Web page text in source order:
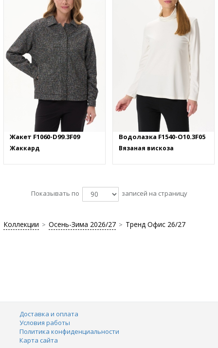
Жакет F1060-D99.3F09
Жаккард
Водолазка F1540-O10.3F05
Вязаная вискоза
Показывать по записей на страницу
Коллекции > Осень-Зима 2026/27 > Тренд Офис 26/27
Доставка и оплата
Условия работы
Политика конфиденциальности
Карта сайта